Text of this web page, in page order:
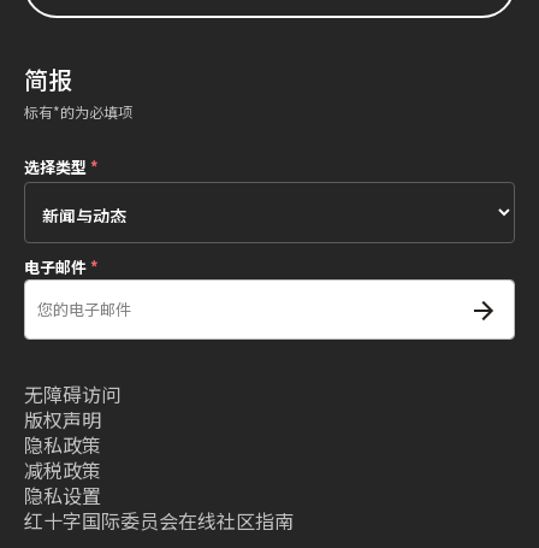
简报
标有*的为必填项
选择类型*
电子邮件*
无障碍访问
版权声明
隐私政策
减税政策
隐私设置
红十字国际委员会在线社区指南